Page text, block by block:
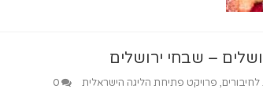
– שבחי ירושלים
לחיבורים, פרויקט פתיחת הליגה הישראלית 0